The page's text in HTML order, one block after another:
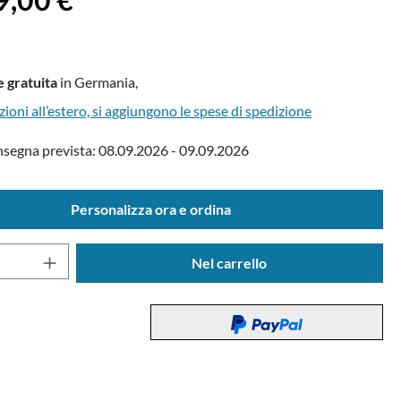
gratuita in Germania,
all’estero, si aggiungono le spese di spedizione
prevista: 08.09.2026 - 09.09.2026
Personalizza ora e ordina
prodotto: inserisci la quantità
Nel carrello